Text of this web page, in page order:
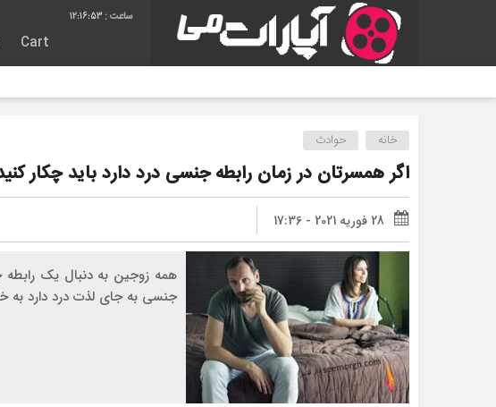
12:16:54
Cart
خانه حوادث
اگر همسرتان در زمان رابطه جنسی درد دارد باید چکار
28 فوریه 2021 - 17:36
همه زوجین به دنبال یک
جنسی به جای لذت درد دارد به